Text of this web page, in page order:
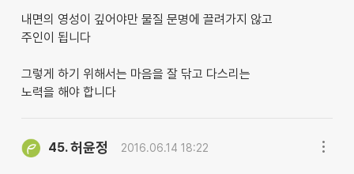
내면의 영성이 깊어야만 물질 문명에 끌려가지 않고
주인이 됩니다
그렇게 하기 위해서는 마음을 잘 닦고 다스리는
노력을 해야 합니다
45.허윤정 2016.06.14 18:22